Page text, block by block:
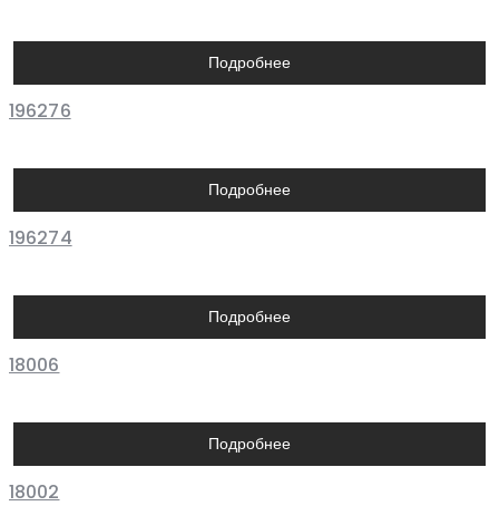
Подробнее
196276
Подробнее
196274
Подробнее
18006
Подробнее
18002